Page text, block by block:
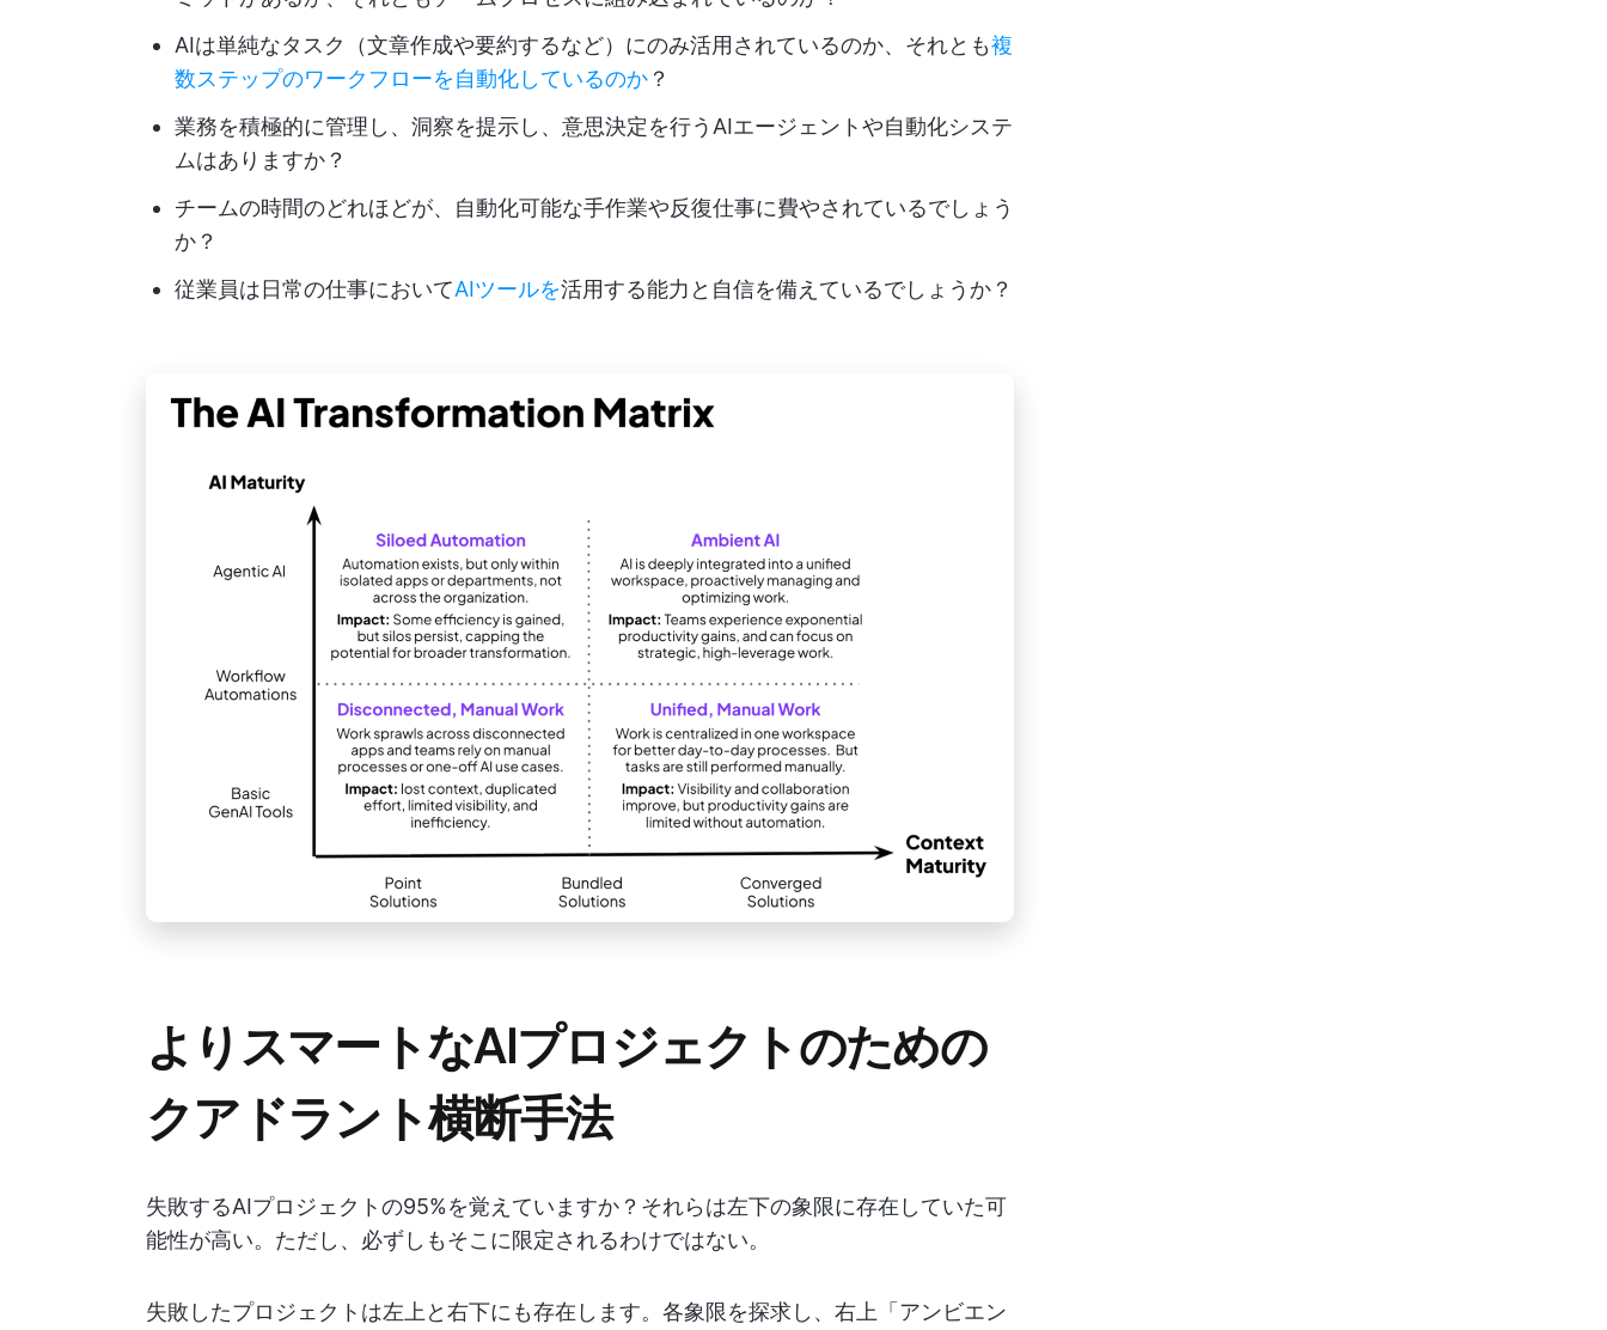
AIは単純なタスク（文章作成や要約するなど）にのみ活用されているのか、それとも複
数ステップのワークフローを自動化しているのか ？
業務を積極的に管理し、洞察を提示し、意思決定を行うAIエージェントや自動化システ
ムはありますか？
チームの時間のどれほどが、自動化可能な手作業や反復仕事に費やされているでしょう
か？
従業員は日常の仕事においてAIツールを活用する能力と自信を備えているでしょうか？
よりスマートなAIプロジェクトのための
クアドラント横断手法
失敗するAIプロジェクトの95%を覚えていますか？それらは左下の象限に存在していた可
能性が高い。ただし、必ずしもそこに限定されるわけではない。
失敗したプロジェクトは左上と右下にも存在します。各象限を探求し、右上「アンビエン